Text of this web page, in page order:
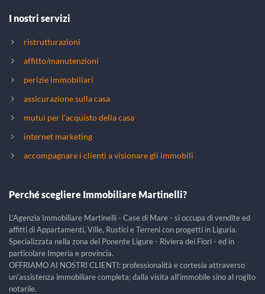
I nostri servizi
ristrutturazioni
affitto/manutenzioni
perizie immobiliari
assicurazione sulla casa
mutui per l'acquisto della casa
internet marketing
accompagnare i clienti a visionare gli immobili
Perché scegliere Immobiliare Martinelli?
L'Agenzia Immobiliare Martinelli - Case di Mare - si occupa di vendite ed
affitti di Appartamenti, Ville, Rustici e Terreni con progetti in Liguria.
Specializzata nella zona del Ponente Ligure - Riviera dei Fiori - ed in
particolare Imperia e provincia.
OFFRIAMO AI NOSTRI CLIENTI: professionalità e cortesia attraverso
un'assistenza immobiliare completa; dalla visita all'immobile sino al rogito
notarile.